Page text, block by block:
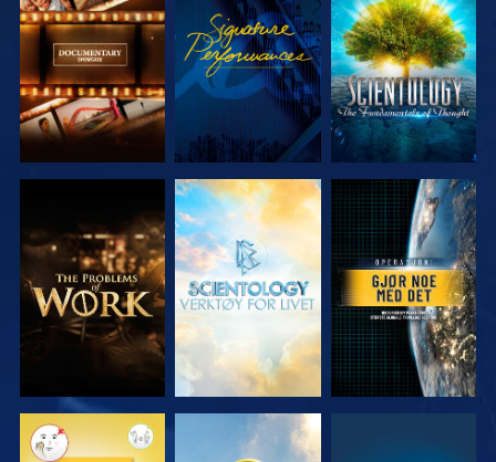
UTFORSK
SERIEN
SE
UTFORSK
SERIEN
UTFORSK
SERIEN
UTFORSK
SERIEN
SE